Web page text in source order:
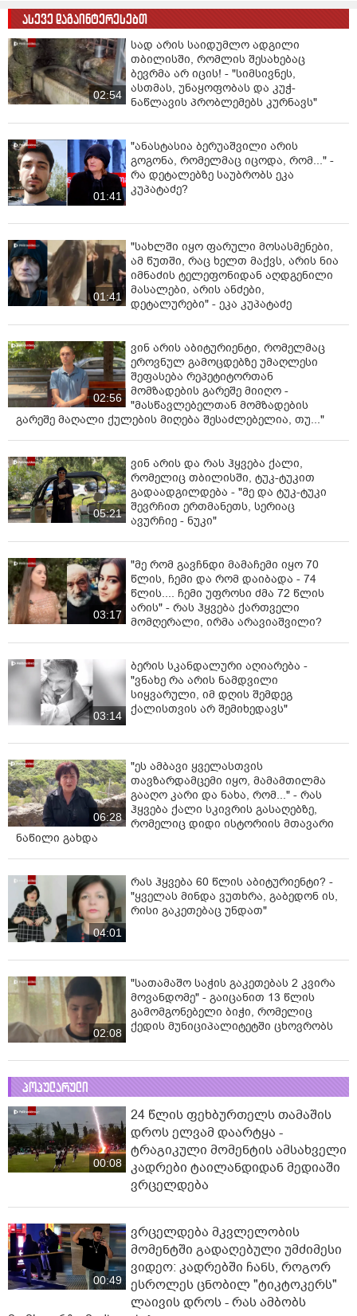
ასევე დაგაინტერესებთ
02:54
სად არის საიდუმლო ადგილი
თბილისში, რომლის შესახებაც
ბევრმა არ იცის! - "სიმსივნეს,
ასთმას, უნაყოფობას და კუჭ-
ნაწლავის პრობლემებს კურნავს"
01:41
"ანასტასია ბერუაშვილი არის
გოგონა, რომელმაც იცოდა, რომ..." -
რა დეტალებზე საუბრობს ეკა
კუპატაძე?
01:41
"სახლში იყო ფარული მოსასმენები,
ამ წუთში, რაც ხელთ მაქვს, არის ნია
იმნაძის ტელეფონიდან აღდგენილი
მასალები, არის ანძები,
დეტალურები" - ეკა კუპატაძე
02:56
ვინ არის აბიტურიენტი, რომელმაც
ეროვნულ გამოცდებზე უმაღლესი
შეფასება რეპეტიტორთან
მომზადების გარეშე მიიღო -
"მასწავლებელთან მომზადების
გარეშე მაღალი ქულების მიღება შესაძლებელია, თუ..."
05:21
ვინ არის და რას ჰყვება ქალი,
რომელიც თბილისში, ტუკ-ტუკით
გადაადგილდება - "მე და ტუკ-ტუკი
შევრჩით ერთმანეთს, სერიაც
ავურჩიე - ნუკი"
03:17
"მე რომ გავჩნდი მამაჩემი იყო 70
წლის, ჩემი და რომ დაიბადა - 74
წლის.... ჩემი უფროსი ძმა 72 წლის
არის" - რას ჰყვება ქართველი
მომღერალი, ირმა არავიაშვილი?
03:14
ბერის სკანდალური აღიარება -
"ვნახე რა არის ნამდვილი
სიყვარული, იმ დღის შემდეგ
ქალისთვის არ შემიხედავს"
06:28
"ეს ამბავი ყველასთვის
თავზარდამცემი იყო, მამამთილმა
გააღო კარი და ნახა, რომ..." - რას
ჰყვება ქალი სკივრის გასაღებზე,
რომელიც დიდი ისტორიის მთავარი
ნაწილი გახდა
04:01
რას ჰყვება 60 წლის აბიტურიენტი? -
"ყველას მინდა ვუთხრა, გაბედონ ის,
რისი გაკეთებაც უნდათ"
02:08
"სათამაშო საჭის გაკეთებას 2 კვირა
მოვანდომე" - გაიცანით 13 წლის
გამომგონებელი ბიჭი, რომელიც
ქედის მუნიციპალიტეტში ცხოვრობს
პოპულარული
00:08
24 წლის ფეხბურთელს თამაშის
დროს ელვამ დაარტყა -
ტრაგიკული მომენტის ამსახველი
კადრები ტაილანდიდან მედიაში
ვრცელდება
00:49
ვრცელდება მკვლელობის
მომენტში გადაღებული უმძიმესი
ვიდეო: კადრებში ჩანს, როგორ
ესროლეს ცნობილ "ტიკტოკერს"
ლაივის დროს - რას ამბობს